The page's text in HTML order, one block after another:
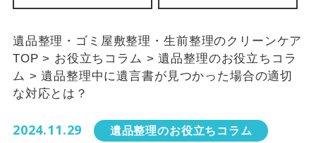
遺品整理・ゴミ屋敷整理・生前整理のクリーンケア
TOP > お役立ちコラム >遺品整理のお役立ちコラ
ム >遺品整理中に遺言書が見つかった場合の適切
な対応とは？
2024.11.29 遺品整理のお役立ちコラム